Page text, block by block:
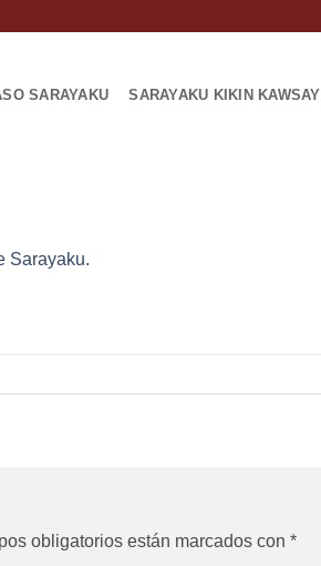
SARAYAKU SARAYAKU KIKIN KAWSAY
Sarayaku.
obligatorios están marcados con *